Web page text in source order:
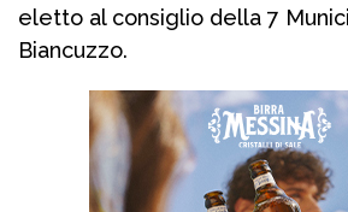
eletto al consiglio della 7
Biancuzzo.